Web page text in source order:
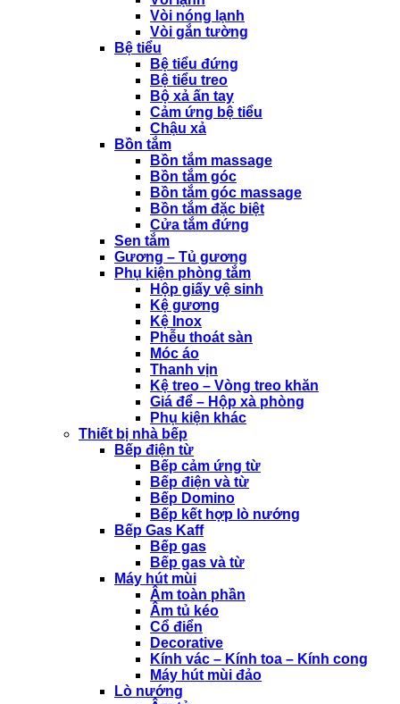
Vòi nóng lạnh
Vòi gắn tường
Bệ tiểu
Bệ tiểu đứng
Bệ tiểu treo
Bộ xả ấn tay
Cảm ứng bệ tiểu
Chậu xả
Bồn tắm
Bồn tắm massage
Bồn tắm góc
Bồn tắm góc massage
Bồn tắm đặc biệt
Cửa tắm đứng
Sen tắm
Gương – Tủ gương
Phụ kiện phòng tắm
Hộp giấy vệ sinh
Kệ gương
Kệ Inox
Phễu thoát sàn
Móc áo
Thanh vịn
Kệ treo – Vòng treo khăn
Giá để – Hộp xà phòng
Phụ kiện khác
Thiết bị nhà bếp
Bếp điện từ
Bếp cảm ứng từ
Bếp điện và từ
Bếp Domino
Bếp kết hợp lò nướng
Bếp Gas Kaff
Bếp gas
Bếp gas và từ
Máy hút mùi
Âm toàn phần
Âm tủ kéo
Cổ điển
Decorative
Kính vác – Kính toa – Kính cong
Máy hút mùi đảo
Lò nướng